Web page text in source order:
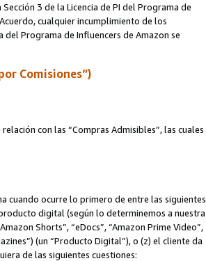
3 de la Licencia de PI del Programa de
cualquier incumplimiento de los
Programa de Influencers de Amazon se
Comisiones”)
con las “Compras Admisibles”, las cuales
cuando ocurre lo primero de entre las siguientes
digital (según lo determinemos a nuestra
Shorts”, “eDocs”, “Amazon Prime Video”,
(un “Producto Digital”), o (z) el cliente da
de las siguientes cuestiones: